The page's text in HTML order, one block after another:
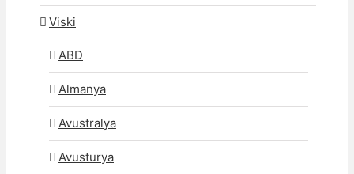
Viski
ABD
Almanya
Avustralya
Avusturya